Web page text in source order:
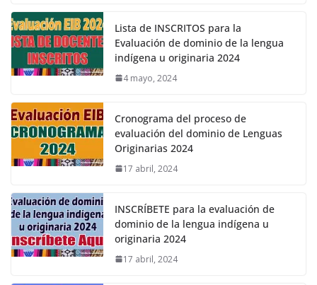
Lista de INSCRITOS para la
Evaluación de dominio de la lengua
indígena u originaria 2024
4 mayo, 2024
Cronograma del proceso de
evaluación del dominio de Lenguas
Originarias 2024
17 abril, 2024
INSCRÍBETE para la evaluación de
dominio de la lengua indígena u
originaria 2024
17 abril, 2024